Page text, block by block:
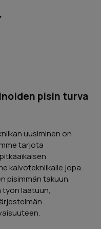
pisin turva
uusiminen on
tarjota
kaivotekniikalle jopa
pisimmän takuun.
laatuun,